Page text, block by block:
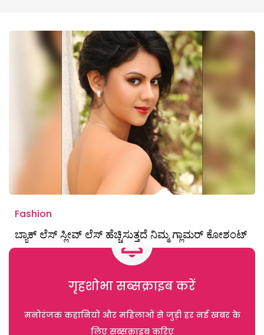
Fashion
ಬ್ಯಾಕ್ ಲೆಸ್ ಸ್ಲೀವ್ ಲೆಸ್ ಹೆಚ್ಚಿಸುತ್ತದೆ ನಿಮ್ಮ ಗ್ಲಾಮರ್ ಕೋಶಂಟ್
गृहशोभा सब्सक्राइब करें
मनोरंजक कहानियों और महिलाओं से जुड़ी हर नई खबर के
लिए सब्सक्राइब करिए